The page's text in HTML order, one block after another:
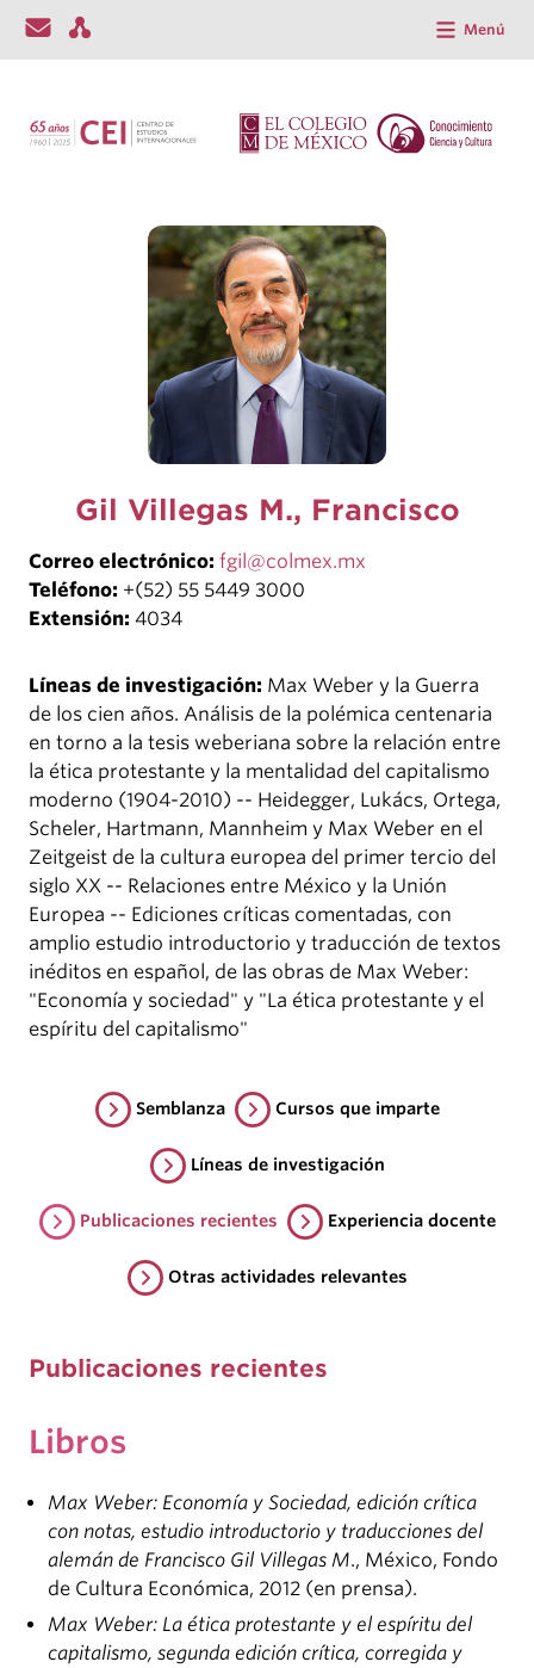
Menú
Gil Villegas M., Francisco
Correo electrónico: fgil@colmex.mx
Teléfono: +(52) 55 5449 3000
Extensión: 4034
Líneas de investigación: Max Weber y la Guerra
de los cien años. Análisis de la polémica centenaria
en torno a la tesis weberiana sobre la relación entre
la ética protestante y la mentalidad del capitalismo
moderno (1904-2010) -- Heidegger, Lukács, Ortega,
Scheler, Hartmann, Mannheim y Max Weber en el
Zeitgeist de la cultura europea del primer tercio del
siglo XX -- Relaciones entre México y la Unión
Europea -- Ediciones críticas comentadas, con
amplio estudio introductorio y traducción de textos
inéditos en español, de las obras de Max Weber:
"Economía y sociedad" y "La ética protestante y el
espíritu del capitalismo"
Semblanza Cursos que imparte
Líneas de investigación
Publicaciones recientes Experiencia docente
Otras actividades relevantes
Publicaciones recientes
Libros
Max Weber: Economía y Sociedad, edición crítica
con notas, estudio introductorio y traducciones del
alemán de Francisco Gil Villegas M., México, Fondo
de Cultura Económica, 2012 (en prensa).
Max Weber: La ética protestante y el espíritu del
capitalismo, segunda edición crítica, corregida y